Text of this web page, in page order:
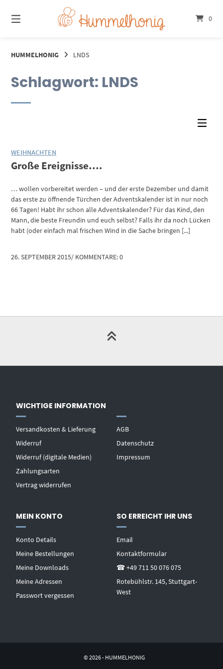
zum
Inhalt
0
HUMMELHONIG LNDS
Schlagwort: LNDS
WEIHNACHTEN
Große Ereignisse….
… wollen vorbereitet werden – und der erste Dezember und damit
das erste zu öffnende Türchen der Adventskalender ist in nur noch
66 Tagen! Habt ihr schon alle Adventskalender? Für das Kind, den
Mann, die beste Freundin und euch selbst? Falls ihr da noch Lücken
habt (oder einfach mal frischen Wind in die Sache bringen [...]
26. SEPTEMBER 2015/ KOMMENTARE: 0
WICHTIGE INFORMATION
Versandkosten & Lieferung
Widerruf
Widerruf (digitale Medien)
Zahlungsarten
Vertrag widerrufen
AGB
Datenschutz
Impressum
MEIN KONTO
Konto Details
Meine Bestellungen
Meine Downloads
Meine Adressen
Passwort vergessen
SO ERREICHT IHR UNS
Email
Kontaktformular
☎ +49 711 50 076 075
Rotebühlstr. 145, Stuttgart-
West
© 2026 - HUMMELHONIG